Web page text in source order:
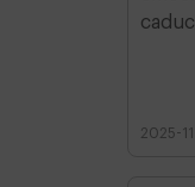
2025-